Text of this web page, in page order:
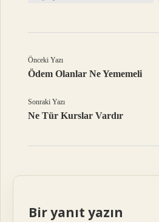
Önceki Yazı
Ödem Olanlar Ne Yememeli
Sonraki Yazı
Ne Tür Kurslar Vardır
Bir yanıt yazın